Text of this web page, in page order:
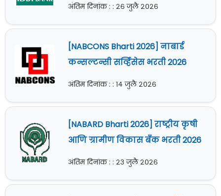
अंतिम दिनांक : : २६ जुलै २०२६
[NABCONS Bharti 2026] नाबार्ड
कन्सल्टन्सी सर्व्हिसेस भरती 2026
अंतिम दिनांक : : १४ जुलै २०२६
[NABARD Bharti 2026] राष्ट्रीय कृषी
आणि ग्रामीण विकास बँक भरती 2026
अंतिम दिनांक : : २३ जुलै २०२६